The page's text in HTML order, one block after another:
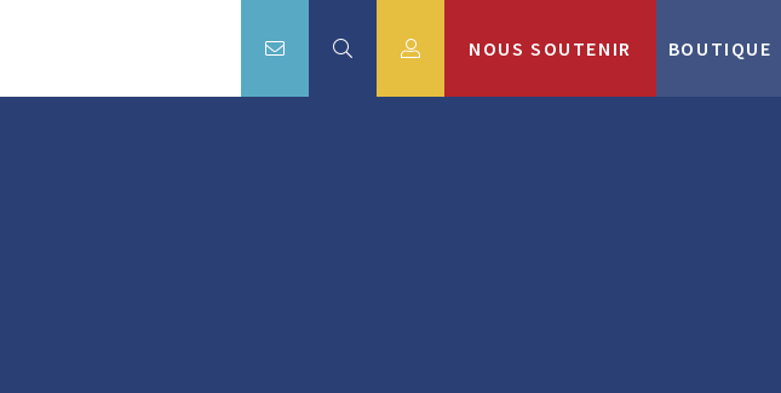
NOUS SOUTENIR BOUTIQUE